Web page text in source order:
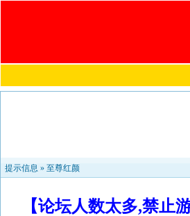
提示信息 » 至尊红颜
【论坛人数太多,禁